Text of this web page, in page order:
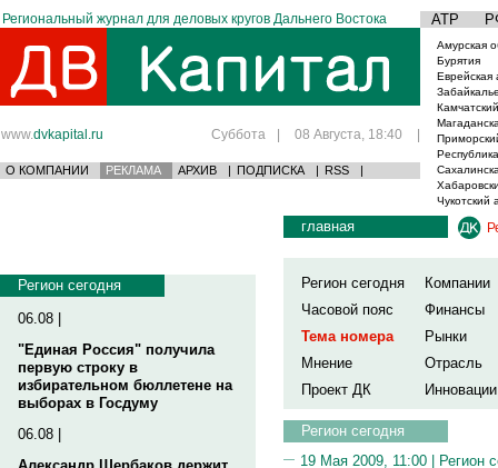
Региональный журнал для деловых кругов Дальнего Востока АТР
www.dvkapital.ru Суббота | 08 Августа, 18:40 |
О КОМПАНИИ РЕКЛАМА АРХИВ | ПОДПИСКА | RSS |
Амурская
Бурятия
Еврейская
Чукотский
Регион сегодня
06.08 |
"Единая Россия" получила
первую строку в
избирательном бюллетене на
выборах в Госдуму
06.08 |
главная
Регион сегодня
Компании
Часовой пояс
Финансы
Тема номера
Рынки
Мнение
Отрасль
Проект ДК
Инновации
Регион сегодня
19 Мая 2009, 11:00 | Регион